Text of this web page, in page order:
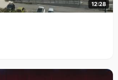
12:28